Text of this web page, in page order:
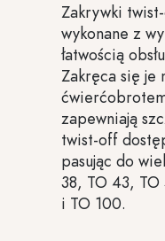
Zakrywki
wykonane z
łatwością
Zakręca się je
zapewniają
twist-off
pasując do
38, TO 43,
i TO 100.